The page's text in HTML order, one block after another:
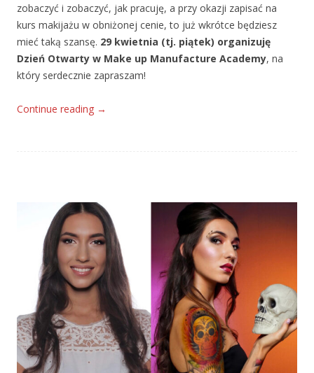
zobaczyć i zobaczyć, jak pracuję, a przy okazji zapisać na
kurs makijażu w obniżonej cenie, to już wkrótce będziesz
mieć taką szansę. 29 kwietnia (tj. piątek) organizuję
Dzień Otwarty w Make up Manufacture Academy, na
który serdecznie zapraszam!
Continue reading →